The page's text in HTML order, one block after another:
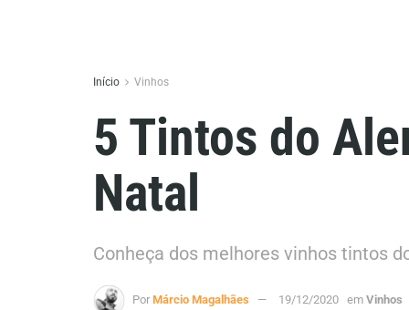
Início Vinhos
5 Tintos do
Natal
Conheça dos melhores vinhos tintos
Por Márcio Magalhães 19/12/2020 em Vinhos